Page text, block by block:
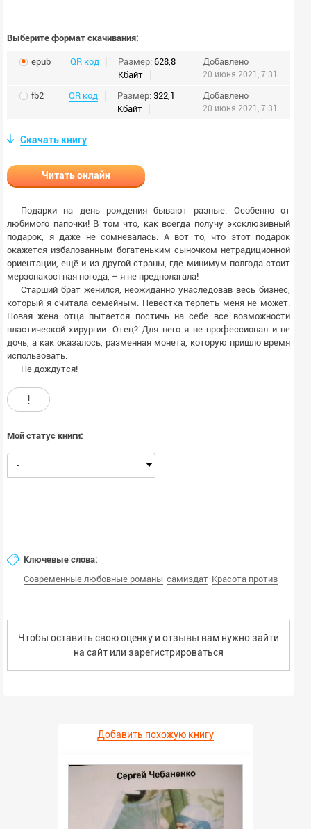
Выберите формат скачивания:
epub QR код Размер: 628,8
Кбайт
Добавлено
20 июня 2021, 7:31
fb2 QR код Размер: 322,1
Кбайт
Добавлено
20 июня 2021, 7:31
Скачать книгу
Читать онлайн
Подарки на день рождения бывают разные. Особенно от
любимого папочки! В том что, как всегда получу эксклюзивный
подарок, я даже не сомневалась. А вот то, что этот подарок
окажется избалованным богатеньким сыночком нетрадиционной
ориентации, ещё и из другой страны, где минимум полгода стоит
мерзопакостная погода, – я не предполагала!
Старший брат женился, неожиданно унаследовав весь бизнес,
который я считала семейным. Невестка терпеть меня не может.
Новая жена отца пытается постичь на себе все возможности
пластической хирургии. Отец? Для него я не профессионал и не
дочь, а как оказалось, разменная монета, которую пришло время
использовать.
Не дождутся!
!
Мой статус книги:
-
Ключевые слова:
Современные любовные романы самиздат Красота против
Чтобы оставить свою оценку и отзывы вам нужно зайти
на сайт или зарегистрироваться
Добавить похожую книгу